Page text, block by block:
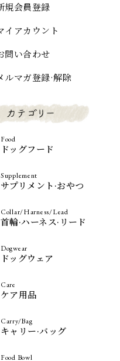
規会員登録
イアカウント
問い合わせ
ルマガ登録·解除
Food
ドッグフード
Supplement
サプリメント·おやつ
Collar/Harness/Lead
首輪·ハーネス·リード
Dogwear
ドッグウェア
Care
ケア用品
Carry/Bag
キャリー·バッグ
Food Bowl